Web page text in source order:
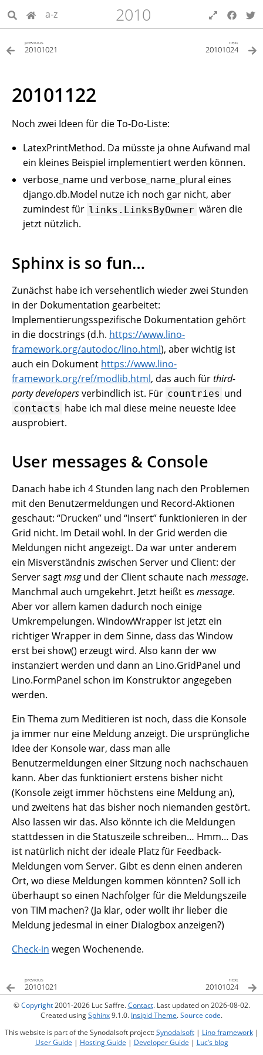
a-z 2010
previous
20101021
next
20101024
20101122
Noch zwei Ideen für die To-Do-Liste:
LatexPrintMethod. Da müsste ja ohne Aufwand mal
ein kleines Beispiel implementiert werden können.
verbose_name und verbose_name_plural eines
django.db.Model nutze ich noch gar nicht, aber
zumindest für links.LinksByOwner wären die
jetzt nützlich.
Sphinx is so fun…
Zunächst habe ich versehentlich wieder zwei Stunden
in der Dokumentation gearbeitet:
Implementierungsspezifische Dokumentation gehört
in die docstrings (d.h. https://www.lino-
framework.org/autodoc/lino.html), aber wichtig ist
auch ein Dokument https://www.lino-
framework.org/ref/modlib.html, das auch fürthird-
party developersverbindlich ist. Für countries und
contacts habe ich mal diese meine neueste Idee
ausprobiert.
User messages & Console
Danach habe ich 4 Stunden lang nach den Problemen
mit den Benutzermeldungen und Record-Aktionen
geschaut: “Drucken” und “Insert” funktionieren in der
Grid nicht. Im Detail wohl. In der Grid werden die
Meldungen nicht angezeigt. Da war unter anderem
ein Misverständnis zwischen Server und Client: der
Server sagtmsgund der Client schaute nach message.
Manchmal auch umgekehrt. Jetzt heißt es message.
Aber vor allem kamen dadurch noch einige
Umkrempelungen. WindowWrapper ist jetzt ein
richtiger Wrapper in dem Sinne, dass das Window
erst bei show() erzeugt wird. Also kann der ww
instanziert werden und dann an Lino.GridPanel und
Lino.FormPanel schon im Konstruktor angegeben
werden.
Ein Thema zum Meditieren ist noch, dass die Konsole
ja immer nur eine Meldung anzeigt. Die ursprüngliche
Idee der Konsole war, dass man alle
Benutzermeldungen einer Sitzung noch nachschauen
kann. Aber das funktioniert erstens bisher nicht
(Konsole zeigt immer höchstens eine Meldung an),
und zweitens hat das bisher noch niemanden gestört.
Also lassen wir das. Also könnte ich die Meldungen
stattdessen in die Statuszeile schreiben… Hmm… Das
ist natürlich nicht der ideale Platz für Feedback-
Meldungen vom Server. Gibt es denn einen anderen
Ort, wo diese Meldungen kommen könnten? Soll ich
überhaupt so einen Nachfolger für die Meldungszeile
von TIM machen? (Ja klar, oder wollt ihr lieber die
Meldung jedesmal in einer Dialogbox anzeigen?)
Check-in wegen Wochenende.
previous
20101021
next
20101024
©Copyright2001-2026 Luc Saffre.Contact. Last updated on 2026-08-02.
Created usingSphinx9.1.0. Insipid Theme.Source code.
This website is part of the Synodalsoft project:Synodalsoft| Lino framework|
User Guide | Hosting Guide | Developer Guide | Luc’s blog